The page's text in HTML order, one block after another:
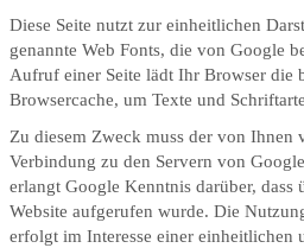
Diese Seite nutzt zur einheitlichen
genannte Web Fonts, die von Google
Aufruf einer Seite lädt Ihr Browser die
Browsercache, um Texte und
Zu diesem Zweck muss der von Ihnen
Verbindung zu den Servern von
erlangt Google Kenntnis darüber, dass
Website aufgerufen wurde. Die
erfolgt im Interesse einer einheitlichen